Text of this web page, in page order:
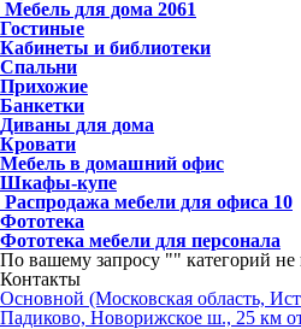
Мебель для дома 2061
Гостиные
Кабинеты и библиотеки
Спальни
Прихожие
Банкетки
Диваны для дома
Кровати
Мебель в домашний офис
Шкафы-купе
Распродажа мебели для офиса 10
Фототека
Фототека мебели для персонала
По вашему запросу "" категорий не
Контакты
Основной (Московская область,
Падиково, Новорижское ш., 25 км